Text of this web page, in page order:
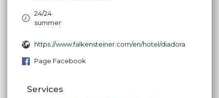
24/24
summer
https://www.falkensteiner.com/en/hotel/diadora
Page Facebook
Services